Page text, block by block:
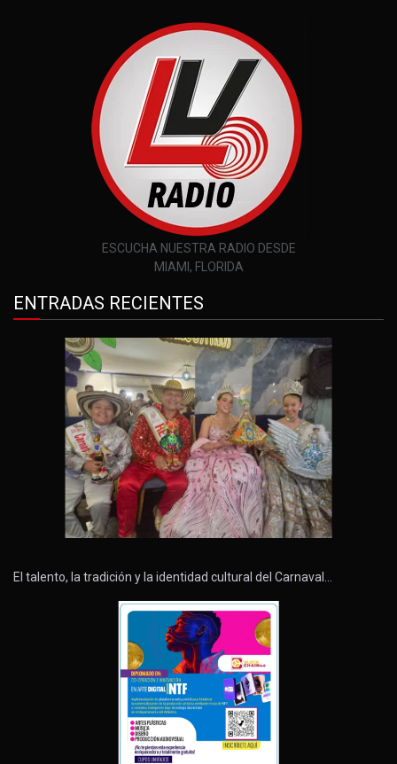
ESCUCHA NUESTRA RADIO DESDE
MIAMI, FLORIDA
ENTRADAS RECIENTES
El talento, la tradición y la identidad cultural del Carnaval…